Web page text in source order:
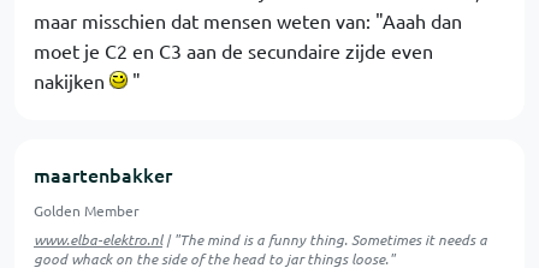
maar misschien dat mensen weten van: "Aaah dan
moet je C2 en C3 aan de secundaire zijde even
nakijken
"
maartenbakker
Golden Member
www.elba-elektro.nl| "The mind is a funny thing. Sometimes it needs a
good whack on the side of the head to jar things loose."